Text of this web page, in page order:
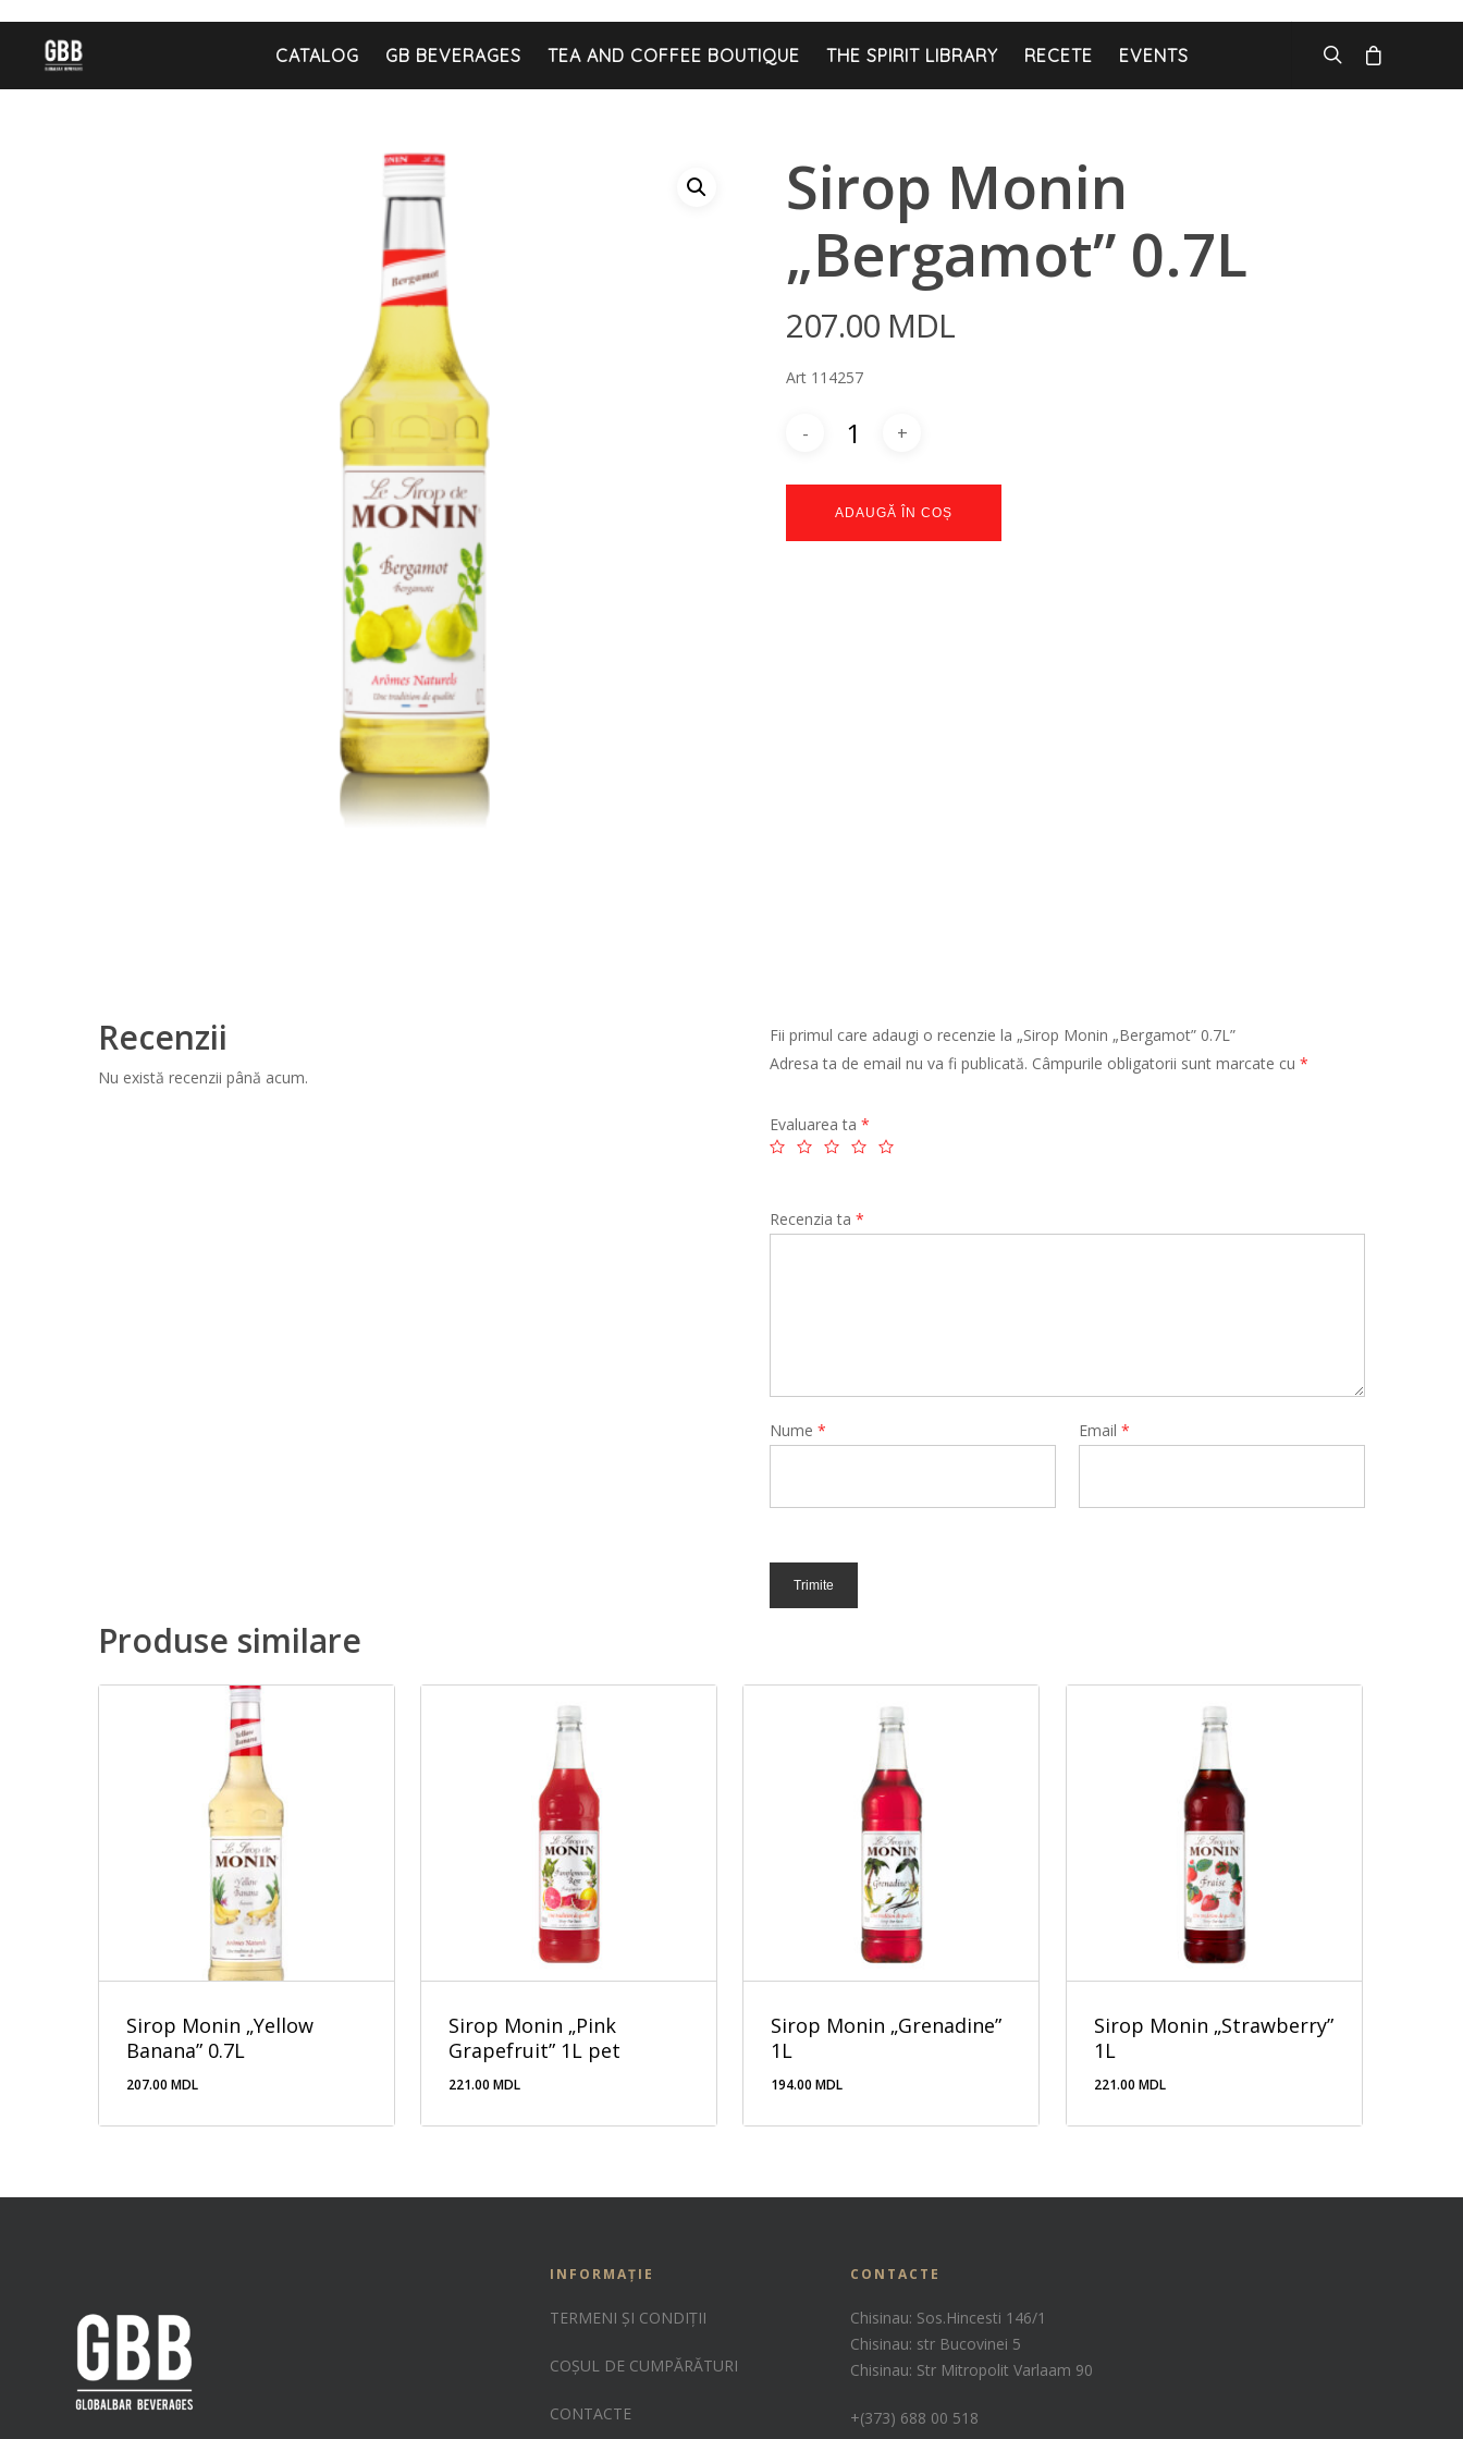
CATALOG GB BEVERAGES TEA AND COFFEE BOUTIQUE THE SPIRIT LIBRARY RECETE EVENTS
Sirop Monin
„Bergamot” 0.7L
207.00 MDL
Art 114257
ADAUGĂ ÎN COȘ
Recenzii
Nu există recenzii până acum.
Fii primul care adaugi o recenzie la „Sirop Monin „Bergamot” 0.7L”
Adresa ta de email nu va fi publicată. Câmpurile obligatorii sunt marcate cu *
Evaluarea ta *
Recenzia ta *
Nume * Email*
Produse similare
Sirop Monin „Yellow
Banana” 0.7L
207.00 MDL
Sirop Monin „Pink
Grapefruit” 1L pet
221.00MDL
Sirop Monin „Grenadine”
1L
194.00MDL
Sirop Monin „Strawberry”
1L
221.00 MDL
INFORMAȚIE
TERMENI ȘI CONDIȚII
COȘUL DE CUMPĂRĂTURI
CONTACTE
CONTACTE
Chisinau: Sos.Hincesti 146/1
Chisinau: str Bucovinei 5
Chisinau: Str Mitropolit Varlaam 90
+(373) 688 00 518